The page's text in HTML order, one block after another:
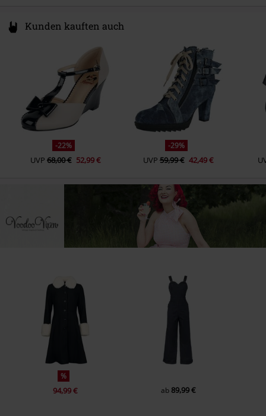
Kunden kauften auch
-22%
UVP 68,00 € 52,99 €
-29%
UVP 59,99 € 42,49 €
%
94,99 € ab 89,99 €